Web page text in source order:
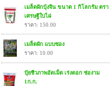
เมล็ดผักบุ้งจีน ขนาด 1 กิโลกรัม ตรา
เศรษฐีใบไผ่
ราคา: 150.00
เมล็ดผัก แบบซอง
ราคา: 10.00
ปุ๋ยชีวภาพอัดเม็ด เร่งดอก ช่องาม
1ก.ก.